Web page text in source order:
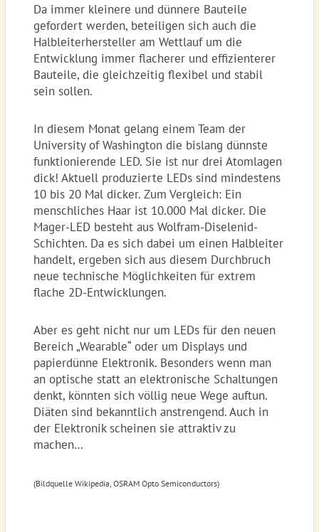
Da immer kleinere und dünnere Bauteile
gefordert werden, beteiligen sich auch die
Halbleiterhersteller am Wettlauf um die
Entwicklung immer flacherer und effizienterer
Bauteile, die gleichzeitig flexibel und stabil
sein sollen.
In diesem Monat gelang einem Team der
University of Washington die bislang dünnste
funktionierende LED. Sie ist nur drei Atomlagen
dick! Aktuell produzierte LEDs sind mindestens
10 bis 20 Mal dicker. Zum Vergleich: Ein
menschliches Haar ist 10.000 Mal dicker. Die
Mager-LED besteht aus Wolfram-Diselenid-
Schichten. Da es sich dabei um einen Halbleiter
handelt, ergeben sich aus diesem Durchbruch
neue technische Möglichkeiten für extrem
flache 2D-Entwicklungen.
Aber es geht nicht nur um LEDs für den neuen
Bereich „Wearable“ oder um Displays und
papierdünne Elektronik. Besonders wenn man
an optische statt an elektronische Schaltungen
denkt, könnten sich völlig neue Wege auftun.
Diäten sind bekanntlich anstrengend. Auch in
der Elektronik scheinen sie attraktiv zu
machen…
(Bildquelle Wikipedia, OSRAM Opto Semiconductors)